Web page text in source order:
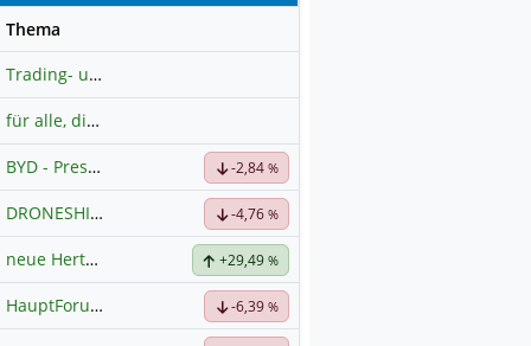
Thema
Trading- und Aktien-Chat
für alle, die es ehrlich meinen beim Traden.
BYD - Presselinks -2,84%
DRONESHIELD LTD Hauptdiskussion
-4,76%
neue Hertz Aktie +29,49%
HauptForum SK HYNIC -6,39%